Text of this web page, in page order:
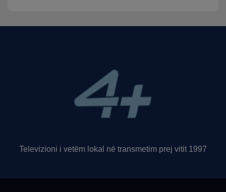
Televizioni i vetëm lokal në transmetim prej vitit 1997